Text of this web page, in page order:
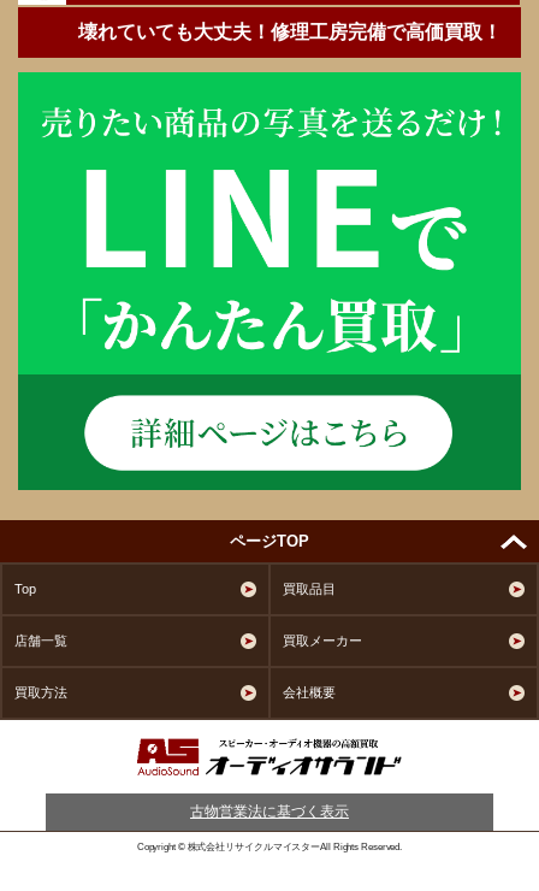
壊れていても大丈夫！修理工房完備で高価買取！
ページTOP
Top 買取品目
店舗一覧 買取メーカー
買取方法 会社概要
古物営業法に基づく表示
Copyright © 株式会社リサイクルマイスターAll Rights Reserved.